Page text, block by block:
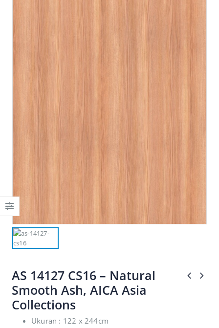
AS 14127 CS16 – Natural
Smooth Ash, AICA Asia
Collections
Ukuran : 122 x 244cm
Lorem ipsum dolor
sit amet,
consectetur elitad
placerat mi.